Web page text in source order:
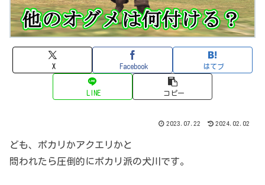
X Facebook はてブ
LINE コピー
2023.07.22 2024.02.02
ども、ポカリかアクエリかと
問われたら圧倒的にポカリ派の犬川です。